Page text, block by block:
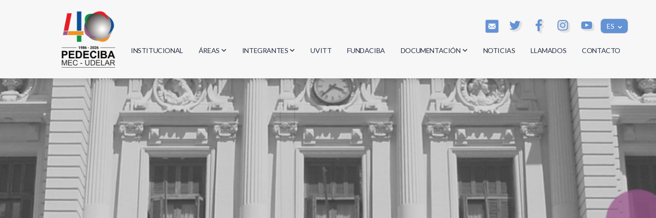
ES
INSTITUCIONAL ÁREAS
Biología
Física
Geociencias
Informática
Matemática
INTEGRANTES
Investigadores
Estudiantes
Egresados
UVITT FUNDACIBA DOCUMENTACIÓN
Actas
Reglamentos
Documentos
NOTICIAS LLAMADOS CONTACTO